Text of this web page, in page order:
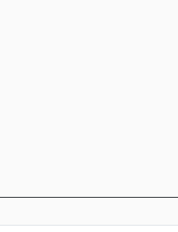
هشت بهشت، عالی قاپو،
دیگر از محاسن هتل، چشم
تا رزرو این هتل اصفهان بسیار